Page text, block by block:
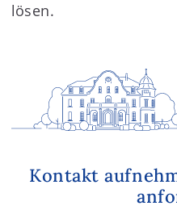
lösen.
Kontakt